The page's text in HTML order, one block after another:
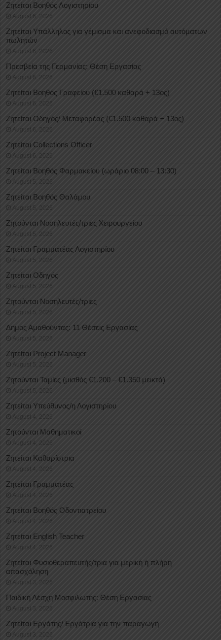
Ζητείται Βοηθός Λογιστηρίου
August 6, 2026
Ζητείται Υπάλληλος για γέμισμα και ανεφοδιασμό αυτόματων
πωλητών
August 6, 2026
Πρεσβεία της Γερμανίας: Θέση Εργασίας
August 6, 2026
Ζητείται Βοηθός Γραφείου (€1.500 καθαρά + 13ος)
August 6, 2026
Ζητείται Οδηγός/ Μεταφορέας (€1.500 καθαρά + 13ος)
August 6, 2026
Ζητείται Collections Officer
August 6, 2026
Ζητείται Βοηθός Φαρμακείου (ωράριο 08:00 – 13:30)
August 5, 2026
Ζητείται Βοηθός Θαλάμου
August 5, 2026
Ζητούνται Νοσηλευτές/τριες Χειρουργείου
August 5, 2026
Ζητείται Γραμματέας Λογιστηρίου
August 5, 2026
Ζητείται Οδηγός
August 5, 2026
Ζητούνται Νοσηλευτές/τριες
August 5, 2026
Δήμος Αμαθούντας: 11 Θέσεις Εργασίας
August 5, 2026
Ζητείται Project Manager
August 5, 2026
Ζητούνται Ταμίες (μισθός €1.200 – €1.350 μεικτά)
August 5, 2026
Ζητείται Υπεύθυνος/η Λογιστηρίου
August 4, 2026
Ζητούνται Μαθηματικοί
August 4, 2026
Ζητείται Καθαρίστρια
August 4, 2026
Ζητείται Γραμματέας
August 4, 2026
Ζητείται Βοηθός Οδοντιατρείου
August 4, 2026
Ζητείται English Teacher
August 4, 2026
Ζητείται Φυσιοθεραπευτής/τρια για μερική ή πλήρη
απασχόληση
August 3, 2026
Παιδική Λέσχη Μοσφιλωτής: Θέση Εργασίας
August 3, 2026
Ζητείται Εργάτης/ Εργάτρια για την παραγωγή
August 3, 2026